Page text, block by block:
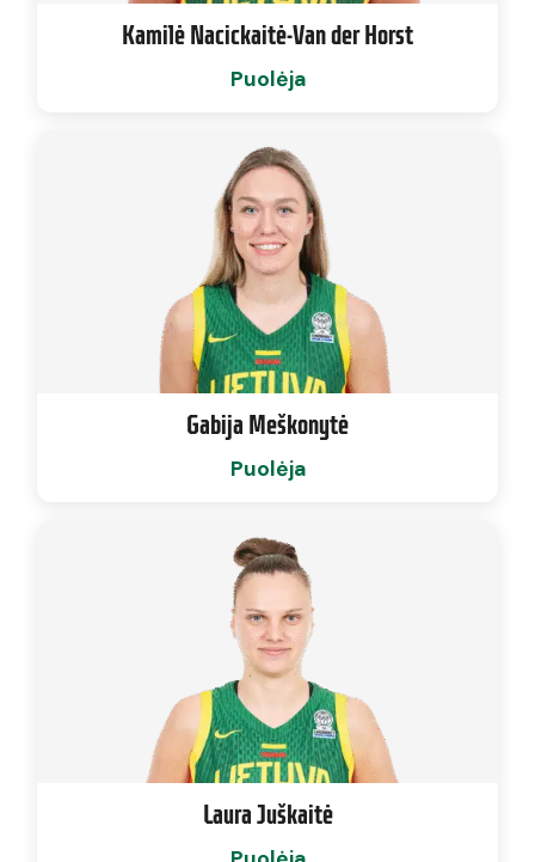
Kamilė Nacickaitė-Van der Horst
Puolėja
Gabija Meškonytė
Puolėja
Laura Juškaitė